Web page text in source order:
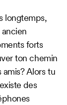
longtemps,
ancien
forts
ton chemin
Alors tu
des